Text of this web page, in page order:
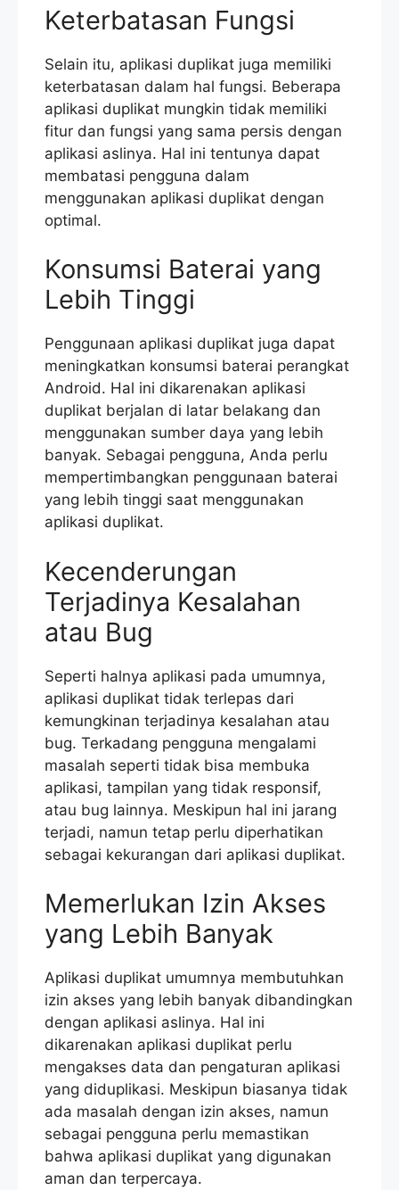
Keterbatasan Fungsi
Selain itu, aplikasi duplikat juga memiliki
keterbatasan dalam hal fungsi. Beberapa
aplikasi duplikat mungkin tidak memiliki
fitur dan fungsi yang sama persis dengan
aplikasi aslinya. Hal ini tentunya dapat
membatasi pengguna dalam
menggunakan aplikasi duplikat dengan
optimal.
Konsumsi Baterai yang
Lebih Tinggi
Penggunaan aplikasi duplikat juga dapat
meningkatkan konsumsi baterai perangkat
Android. Hal ini dikarenakan aplikasi
duplikat berjalan di latar belakang dan
menggunakan sumber daya yang lebih
banyak. Sebagai pengguna, Anda perlu
mempertimbangkan penggunaan baterai
yang lebih tinggi saat menggunakan
aplikasi duplikat.
Kecenderungan
Terjadinya Kesalahan
atau Bug
Seperti halnya aplikasi pada umumnya,
aplikasi duplikat tidak terlepas dari
kemungkinan terjadinya kesalahan atau
bug. Terkadang pengguna mengalami
masalah seperti tidak bisa membuka
aplikasi, tampilan yang tidak responsif,
atau bug lainnya. Meskipun hal ini jarang
terjadi, namun tetap perlu diperhatikan
sebagai kekurangan dari aplikasi duplikat.
Memerlukan Izin Akses
yang Lebih Banyak
Aplikasi duplikat umumnya membutuhkan
izin akses yang lebih banyak dibandingkan
dengan aplikasi aslinya. Hal ini
dikarenakan aplikasi duplikat perlu
mengakses data dan pengaturan aplikasi
yang diduplikasi. Meskipun biasanya tidak
ada masalah dengan izin akses, namun
sebagai pengguna perlu memastikan
bahwa aplikasi duplikat yang digunakan
aman dan terpercaya.